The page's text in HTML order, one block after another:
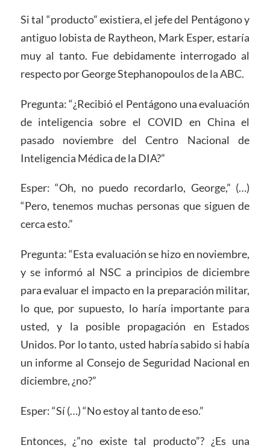
Si tal “producto” existiera, el jefe del Pentágono y
antiguo lobista de Raytheon, Mark Esper, estaría
muy al tanto. Fue debidamente interrogado al
respecto por George Stephanopoulos de la ABC.
Pregunta: “¿Recibió el Pentágono una evaluación
de inteligencia sobre el COVID en China el
pasado noviembre del Centro Nacional de
Inteligencia Médica de la DIA?”
Esper: “Oh, no puedo recordarlo, George,” (…)
“Pero, tenemos muchas personas que siguen de
cerca esto.”
Pregunta: “Esta evaluación se hizo en noviembre,
y se informó al NSC a principios de diciembre
para evaluar el impacto en la preparación militar,
lo que, por supuesto, lo haría importante para
usted, y la posible propagación en Estados
Unidos. Por lo tanto, usted habría sabido si había
un informe al Consejo de Seguridad Nacional en
diciembre, ¿no?”
Esper: “Sí (…) “No estoy al tanto de eso.”
Entonces, ¿”no existe tal producto”? ¿Es una